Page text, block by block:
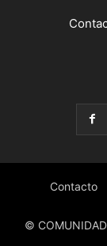
Contacto
©